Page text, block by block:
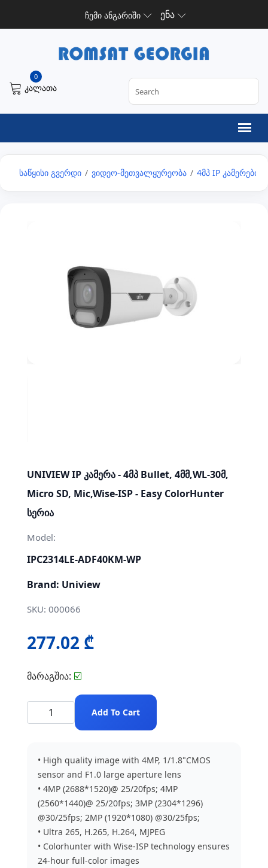
ჩემი ანგარიში ენა
0
კალათა
საწყისი გვერდი / ვიდეო-მეთვალყურეობა / 4მპ IP კამერები
UNIVIEW IP კამერა - 4მპ Bullet, 4მმ,WL-30მ,
Micro SD, Mic,Wise-ISP - Easy ColorHunter
სერია
Model:
IPC2314LE-ADF40KM-WP
Brand: Uniview
SKU: 000066
277.02 ₾
მარაგშია: ☑️
Add To Cart
• High quality image with 4MP, 1/1.8"CMOS
sensor and F1.0 large aperture lens
• 4MP (2688*1520)@ 25/20fps; 4MP
(2560*1440)@ 25/20fps; 3MP (2304*1296)
@30/25fps; 2MP (1920*1080) @30/25fps;
• Ultra 265, H.265, H.264, MJPEG
• Colorhunter with Wise-ISP technology ensures
24-hour full-color images